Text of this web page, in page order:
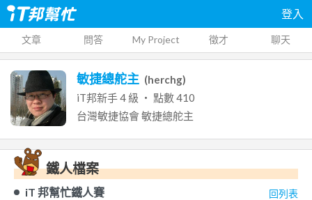
登入
文章 問答 My Project 徵才 聊天
敏捷總舵主 (herchg)
iT邦新手4 級 ‧ 點數410
台灣敏捷協會敏捷總舵主
鐵人檔案
iT 邦幫忙鐵人賽 回列表